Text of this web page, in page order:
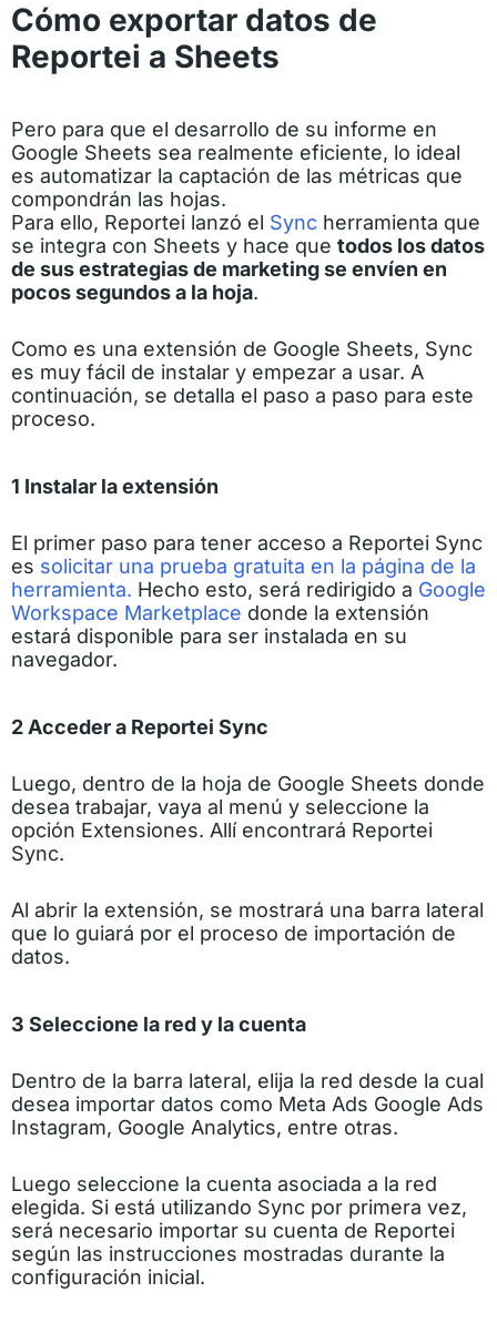
Cómo exportar datos de
Reportei a Sheets
Pero para que el desarrollo de su informe en
Google Sheets sea realmente eficiente, lo ideal
es automatizar la captación de las métricas que
compondrán las hojas.
Para ello, Reportei lanzó el Sync herramienta que
se integra con Sheets y hace que todos los datos
de sus estrategias de marketing se envíen en
pocos segundos a la hoja.
Como es una extensión de Google Sheets, Sync
es muy fácil de instalar y empezar a usar. A
continuación, se detalla el paso a paso para este
proceso.
1 Instalar la extensión
El primer paso para tener acceso a Reportei Sync
es solicitar una prueba gratuita en la página de la
herramienta. Hecho esto, será redirigido a Google
Workspace Marketplace donde la extensión
estará disponible para ser instalada en su
navegador.
2 Acceder a Reportei Sync
Luego, dentro de la hoja de Google Sheets donde
desea trabajar, vaya al menú y seleccione la
opción Extensiones. Allí encontrará Reportei
Sync.
Al abrir la extensión, se mostrará una barra lateral
que lo guiará por el proceso de importación de
datos.
3 Seleccione la red y la cuenta
Dentro de la barra lateral, elija la red desde la cual
desea importar datos como Meta Ads Google Ads
Instagram, Google Analytics, entre otras.
Luego seleccione la cuenta asociada a la red
elegida. Si está utilizando Sync por primera vez,
será necesario importar su cuenta de Reportei
según las instrucciones mostradas durante la
configuración inicial.